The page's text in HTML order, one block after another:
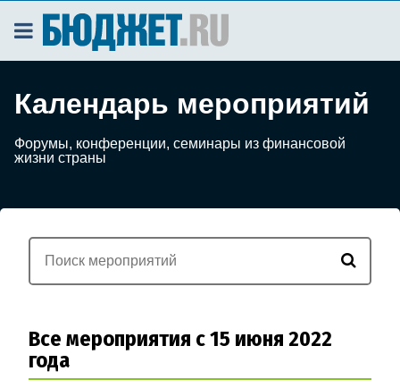
Календарь мероприятий
Форумы, конференции, семинары из финансовой
жизни страны
Все мероприятия с 15 июня 2022
года